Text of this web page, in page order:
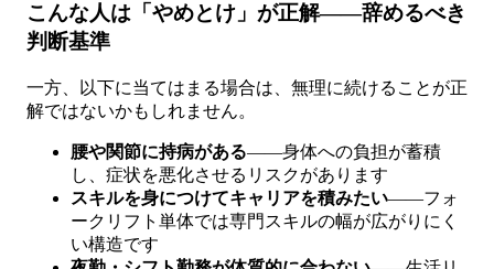
こんな人は「やめとけ」が正解——辞めるべき
判断基準
一方、以下に当てはまる場合は、無理に続けることが正
解ではないかもしれません。
腰や関節に持病がある——身体への負担が蓄積
し、症状を悪化させるリスクがあります
スキルを身につけてキャリアを積みたい——フォ
ークリフト単体では専門スキルの幅が広がりにく
い構造です